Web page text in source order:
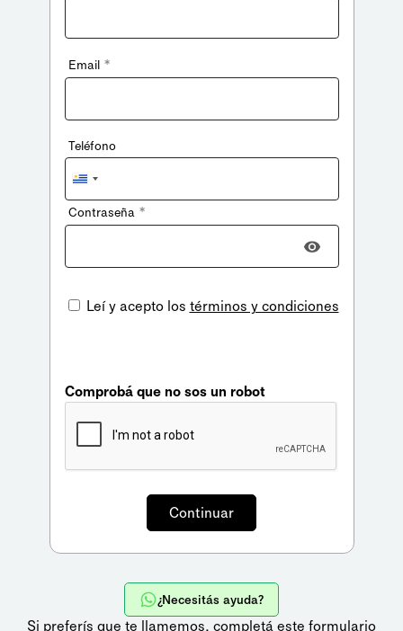
Email *
Teléfono
Uruguay
+598
Contraseña *
Leí y acepto los términos y condiciones
Comprobá que no sos un robot
¿Necesitás ayuda?
Si preferís que te llamemos, completá este formulario